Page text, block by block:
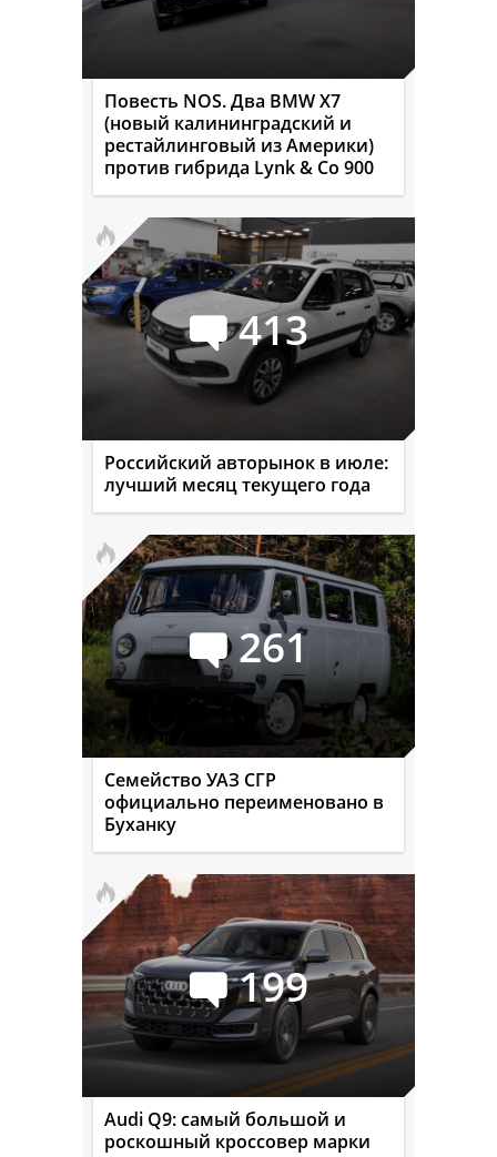
Повесть NOS. Два BMW X7
(новый калининградский и
рестайлинговый из Америки)
против гибрида Lynk & Co 900
413
Российский авторынок в июле:
лучший месяц текущего года
261
Семейство УАЗ СГР
официально переименовано в
Буханку
199
Audi Q9: самый большой и
роскошный кроссовер марки